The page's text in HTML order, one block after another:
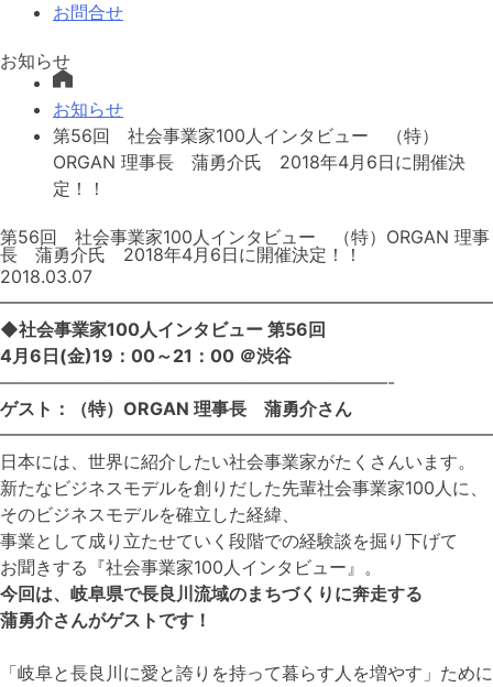
お問合せ
お知らせ
お知らせ
第56回 社会事業家100人インタビュー （特）
ORGAN 理事長 蒲勇介氏 2018年4月6日に開催決
定！！
第56回 社会事業家100人インタビュー （特）ORGAN 理事
長 蒲勇介氏 2018年4月6日に開催決定！！
2018.03.07
◆社会事業家100人インタビュー 第56回
4月6日(金)19：00～21：00 ＠渋谷
——————————————————————-
ゲスト：（特）ORGAN 理事長 蒲勇介さん
日本には、世界に紹介したい社会事業家がたくさんいます。
新たなビジネスモデルを創りだした先輩社会事業家100人に、
そのビジネスモデルを確立した経緯、
事業として成り立たせていく段階での経験談を掘り下げて
お聞きする『社会事業家100人インタビュー』。
今回は、岐阜県で長良川流域のまちづくりに奔走する
蒲勇介さんがゲストです！
「岐阜と長良川に愛と誇りを持って暮らす人を増やす」ために